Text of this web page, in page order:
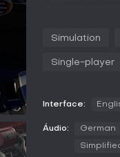
consistência de
aprimoraram
ambientais que
envolvente. O
permite testar
Simulation
Single-player
Interface:
Áudio: German